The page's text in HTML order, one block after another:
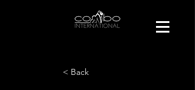
< Back